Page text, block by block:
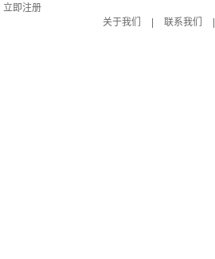
立即注册
关于我们
联系我们